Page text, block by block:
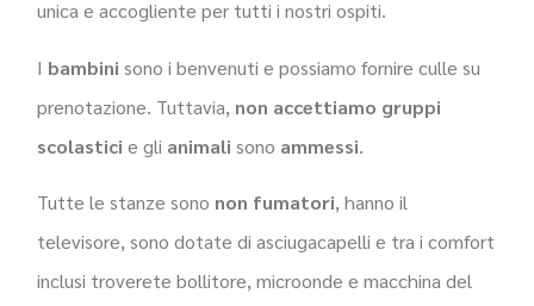
unica e accogliente per tutti i nostri ospiti.
I bambini sono i benvenuti e possiamo fornire culle su
prenotazione. Tuttavia, non accettiamo gruppi
scolastici e gli animali sono ammessi.
Tutte le stanze sono non fumatori, hanno il
televisore, sono dotate di asciugacapelli e tra i comfort
inclusi troverete bollitore, microonde e macchina del